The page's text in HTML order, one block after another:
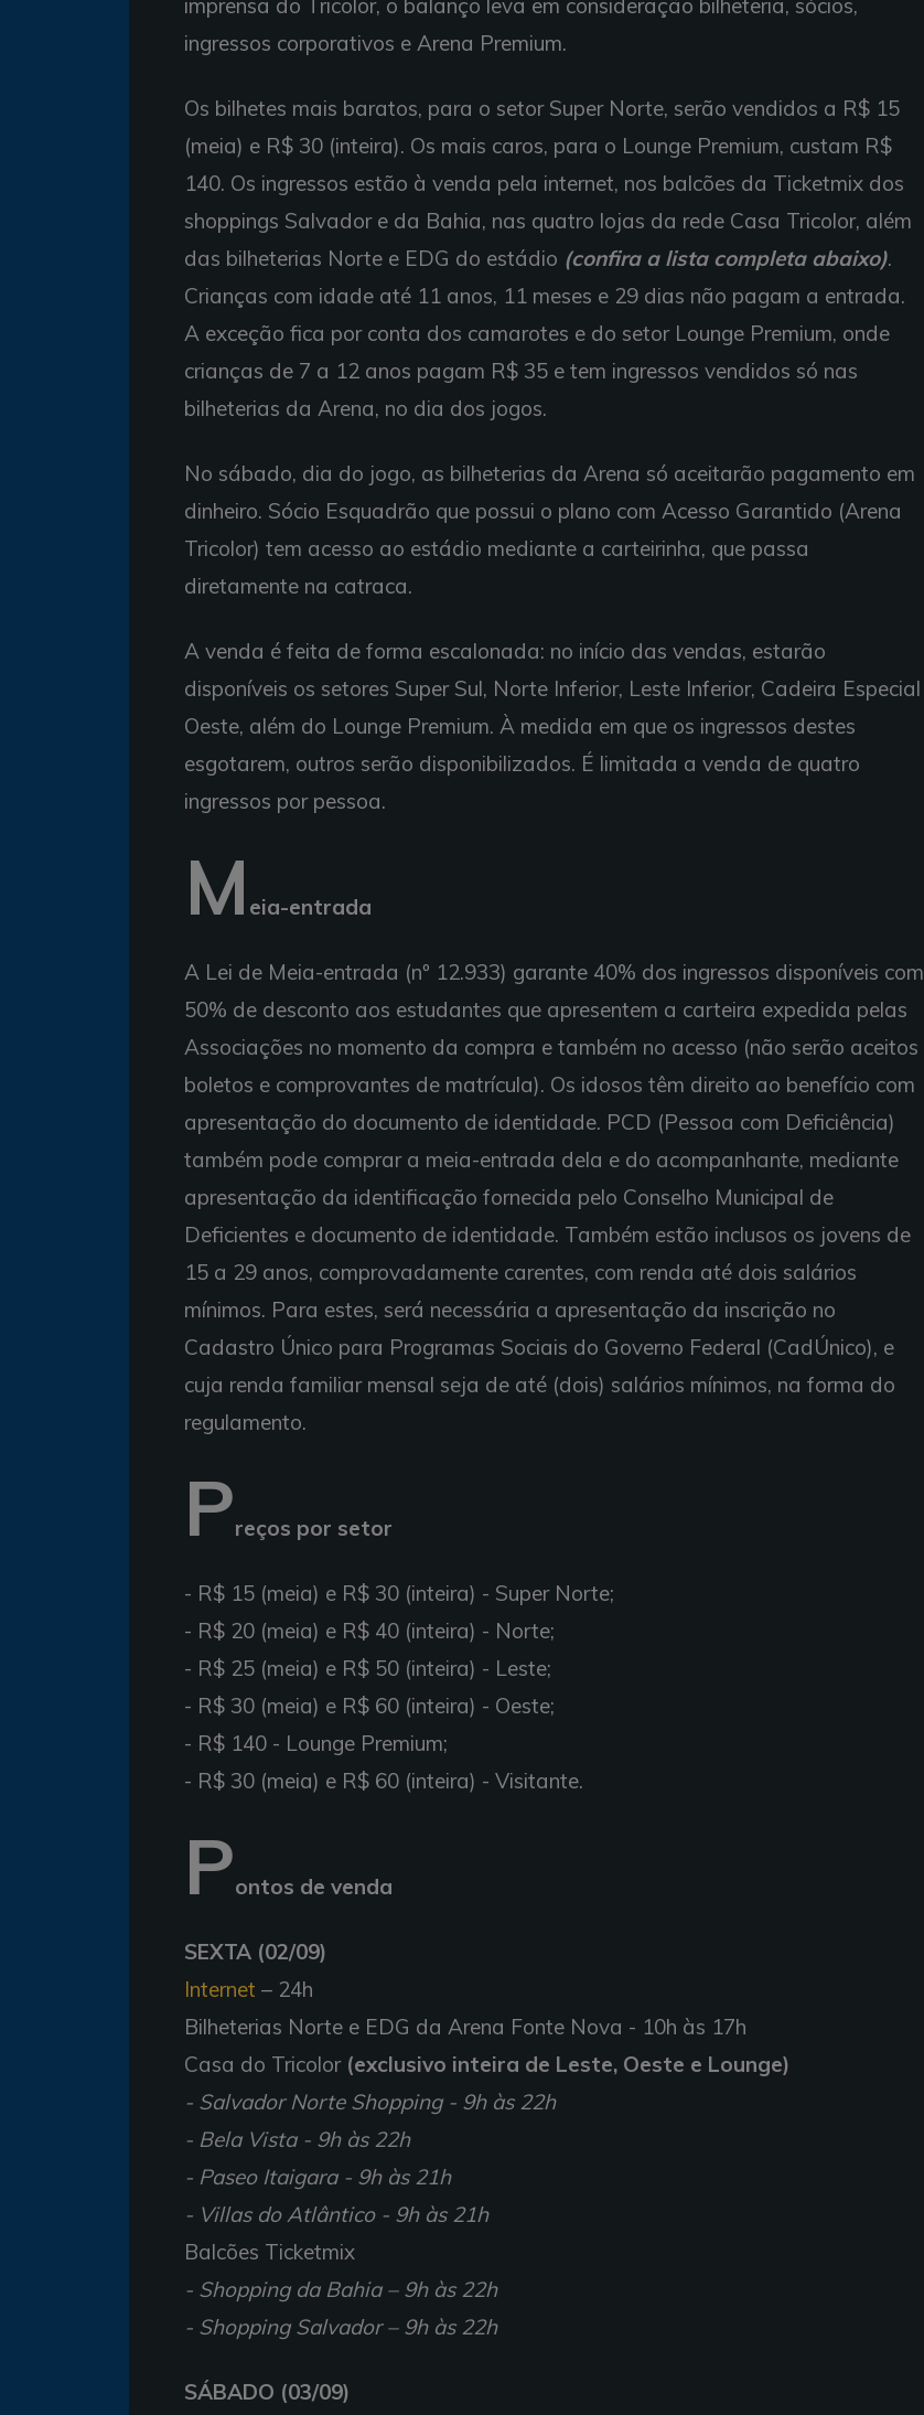
imprensa do Tricolor, o balanço leva em consideração bilheteria, sócios,
ingressos corporativos e Arena Premium.
Os bilhetes mais baratos, para o setor Super Norte, serão vendidos a R$ 15
(meia) e R$ 30 (inteira). Os mais caros, para o Lounge Premium, custam R$
140. Os ingressos estão à venda pela internet, nos balcões da Ticketmix dos
shoppings Salvador e da Bahia, nas quatro lojas da rede Casa Tricolor, além
das bilheterias Norte e EDG do estádio (confira a lista completa abaixo).
Crianças com idade até 11 anos, 11 meses e 29 dias não pagam a entrada.
A exceção fica por conta dos camarotes e do setor Lounge Premium, onde
crianças de 7 a 12 anos pagam R$ 35 e tem ingressos vendidos só nas
bilheterias da Arena, no dia dos jogos.
No sábado, dia do jogo, as bilheterias da Arena só aceitarão pagamento em
dinheiro. Sócio Esquadrão que possui o plano com Acesso Garantido (Arena
Tricolor) tem acesso ao estádio mediante a carteirinha, que passa
diretamente na catraca.
A venda é feita de forma escalonada: no início das vendas, estarão
disponíveis os setores Super Sul, Norte Inferior, Leste Inferior, Cadeira Especial
Oeste, além do Lounge Premium. À medida em que os ingressos destes
esgotarem, outros serão disponibilizados. É limitada a venda de quatro
ingressos por pessoa.
M eia-entrada
A Lei de Meia-entrada (nº 12.933) garante 40% dos ingressos disponíveis com
50% de desconto aos estudantes que apresentem a carteira expedida pelas
Associações no momento da compra e também no acesso (não serão aceitos
boletos e comprovantes de matrícula). Os idosos têm direito ao benefício com
apresentação do documento de identidade. PCD (Pessoa com Deficiência)
também pode comprar a meia-entrada dela e do acompanhante, mediante
apresentação da identificação fornecida pelo Conselho Municipal de
Deficientes e documento de identidade. Também estão inclusos os jovens de
15 a 29 anos, comprovadamente carentes, com renda até dois salários
mínimos. Para estes, será necessária a apresentação da inscrição no
Cadastro Único para Programas Sociais do Governo Federal (CadÚnico), e
cuja renda familiar mensal seja de até (dois) salários mínimos, na forma do
regulamento.
Preços por setor
- R$ 15 (meia) e R$ 30 (inteira) - Super Norte;
- R$ 20 (meia) e R$ 40 (inteira) - Norte;
- R$ 25 (meia) e R$ 50 (inteira) - Leste;
- R$ 30 (meia) e R$ 60 (inteira) - Oeste;
- R$ 140 - Lounge Premium;
- R$ 30 (meia) e R$ 60 (inteira) - Visitante.
Pontos de venda
SEXTA (02/09)
Internet – 24h
Bilheterias Norte e EDG da Arena Fonte Nova - 10h às 17h
Casa do Tricolor (exclusivo inteira de Leste, Oeste e Lounge)
- Salvador Norte Shopping - 9h às 22h
- Bela Vista - 9h às 22h
- Paseo Itaigara - 9h às 21h
- Villas do Atlântico - 9h às 21h
Balcões Ticketmix
- Shopping da Bahia – 9h às 22h
- Shopping Salvador – 9h às 22h
SÁBADO (03/09)